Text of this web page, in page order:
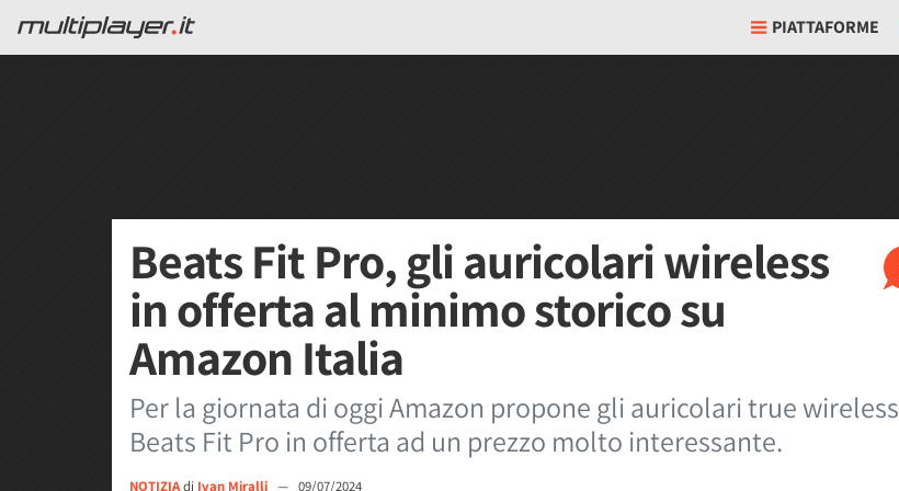
PIATTAFORME
Beats Fit Pro, gli auricolari wireless
in offerta al minimo storico su
Amazon Italia
Per la giornata di oggi Amazon propone gli auricolari true wireless
Beats Fit Pro in offerta ad un prezzo molto interessante.
NOTIZIAdi Ivan Miralli — 09/07/2024